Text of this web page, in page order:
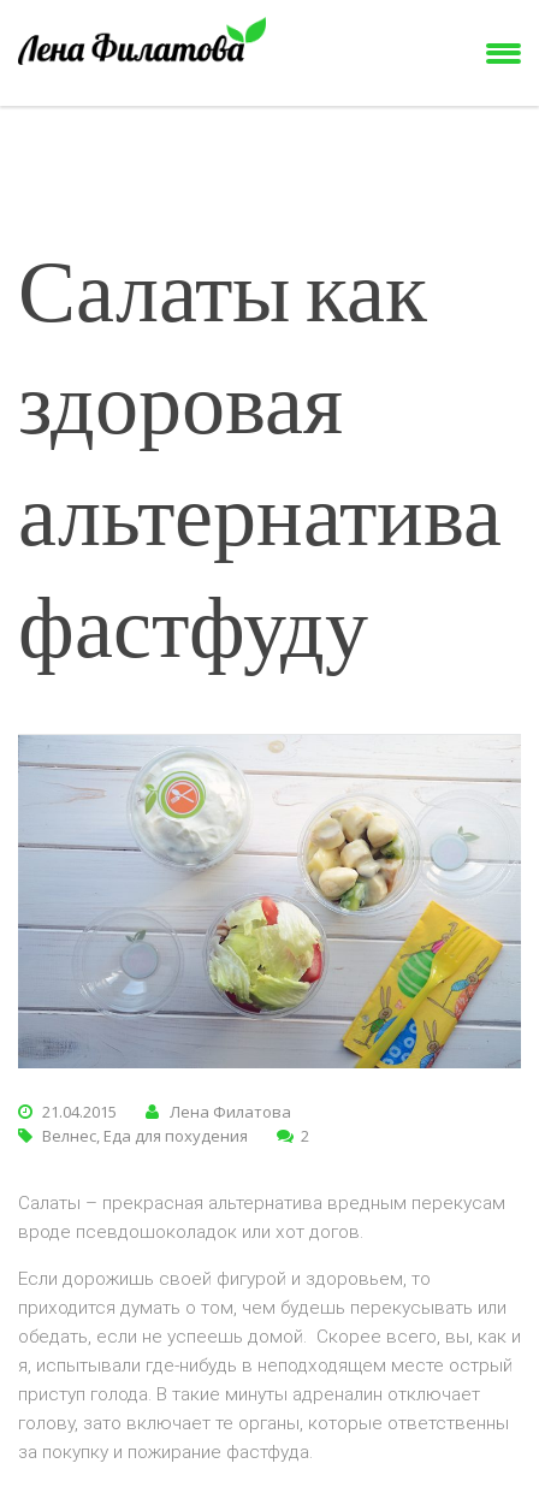
Салаты как
здоровая
альтернатива
фастфуду
21.04.2015
Лена Филатова
Велнес, Еда для похудения 2
Салаты – прекрасная альтернатива вредным перекусам
вроде псевдошоколадок или хот догов.
Если дорожишь своей фигурой и здоровьем, то
приходится думать о том, чем будешь перекусывать или
обедать, если не успеешь домой. Скорее всего, вы, как и
я, испытывали где-нибудь в неподходящем месте острый
приступ голода. В такие минуты адреналин отключает
голову, зато включает те органы, которые ответственны
за покупку и пожирание фастфуда.